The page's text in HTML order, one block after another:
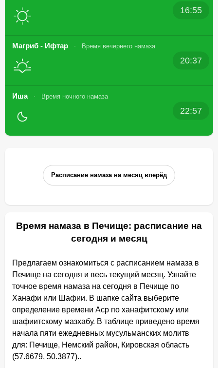
16:55
Магриб - Ифтар Время вечернего намаза
20:37
Иша Время ночного намаза
22:57
Расписание намаза на месяц вперёд
Время намаза в Печище: расписание на
сегодня и месяц
Предлагаем ознакомиться с расписанием намаза в
Печище на сегодня и весь текущий месяц. Узнайте
точное время намаза на сегодня в Печище по
Ханафи или Шафии. В шапке сайта выберите
определение времени Аср по ханафитскому или
шафиитскому мазхабу. В таблице приведено время
начала пяти ежедневных мусульманских молитв
для: Печище, Немский район, Кировская область
(57.6679, 50.3877)..